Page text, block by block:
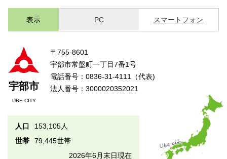
表示 PC スマートフォン
宇部市
UBE CITY
〒755-8601
宇部市常盤町一丁目7番1号
電話番号：0836-31-4111（代表)
法人番号：3000020352021
人口
153,105人
世帯
79,445世帯
2026年6月末日現在